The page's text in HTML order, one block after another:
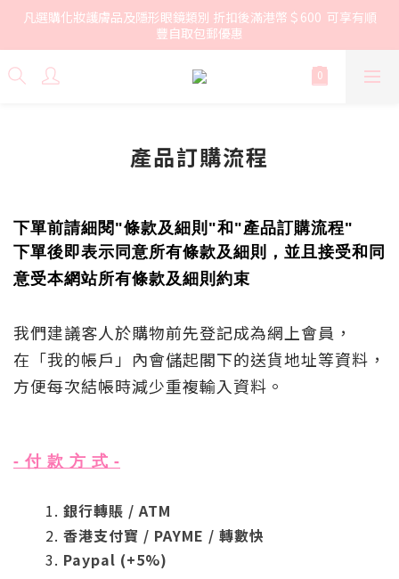
凡選購化妝護膚品及隱形眼鏡類別 折扣後滿港幣＄600  可享有順
豐自取包郵優惠
產品訂購流程
下單前請細閱"條款及細則"和"產品訂購流程"
下單後即表示同意所有條款及細則，並且接受和同
意受本網站所有條款及細則約束
我們建議客人於購物前先登記成為網上會員，
在「我的帳戶」內會儲起閣下的送貨地址等資料，
方便每次結帳時減少重複輸入資料。
- 付 款 方 式 -
銀行轉賬 / ATM
香港支付寶 / PAYME / 轉數快
Paypal (+5%)